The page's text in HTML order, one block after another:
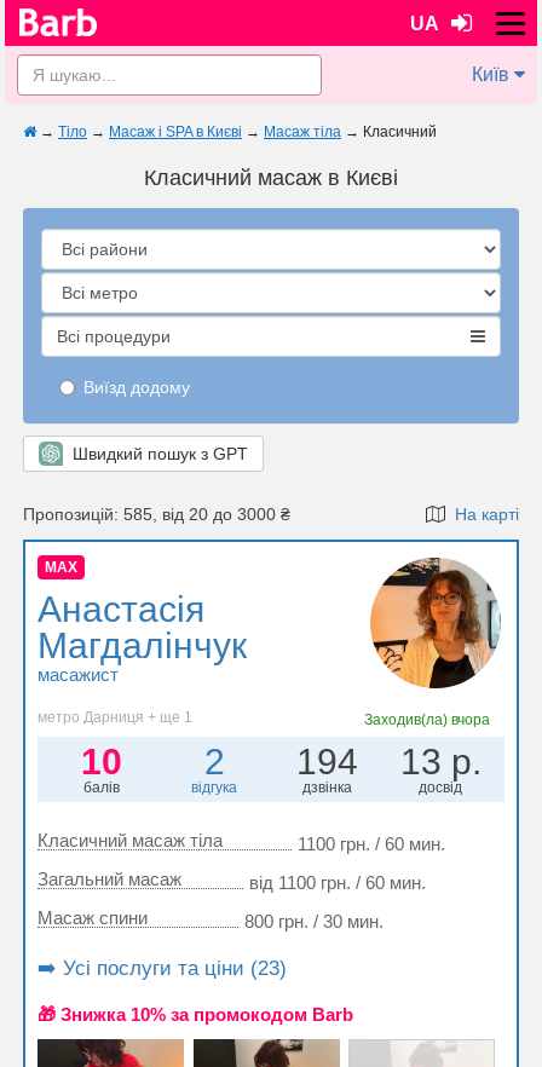
UA
Київ
→ Тіло → Масаж і SPA в Києві → Масаж тіла → Класичний
Класичний масаж в Києві
Всі процедури
Виїзд додому
Швидкий пошук з GPT
Пропозицій: 585, від 20 до 3000 ₴ На карті
MAX
Анастасія
Магдалінчук
масажист
метро Дарниця + ще 1 Заходив(ла) вчора
10
балів
2
відгука
194
дзвінка
13 р.
досвід
Класичний масаж тіла
1100 грн. / 60 мин.
Загальний масаж
від 1100 грн. / 60 мин.
Масаж спини
800 грн. / 30 мин.
➡️ Усі послуги та ціни (23)
🎁 Знижка 10% за промокодом Barb